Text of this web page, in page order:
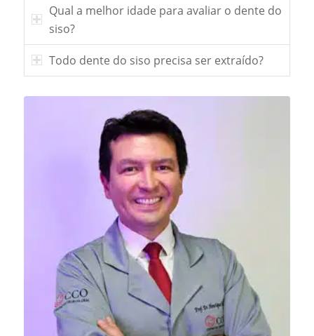
Qual a melhor idade para avaliar o dente do
siso?
Todo dente do siso precisa ser extraído?